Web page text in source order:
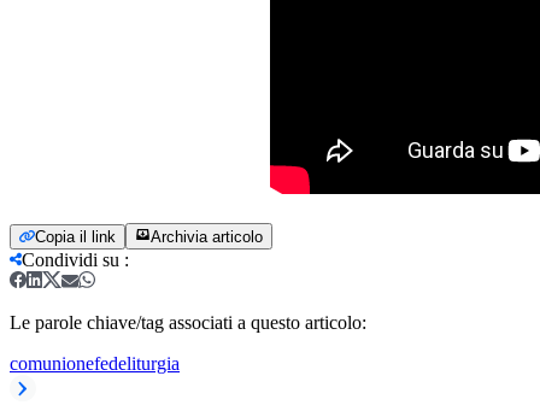
Copia il link Archivia articolo
Condividi su :
Le parole chiave/tag associati a questo articolo:
comunionefedeliturgia